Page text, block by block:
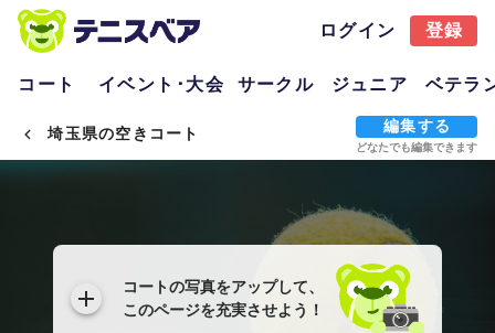
ログイン 登録
コート イベント･大会 サークル ジュニア ベテラ
埼玉県の空きコート 編集する
どなたでも編集できます
コートの写真をアップして、
このページを充実させよう！